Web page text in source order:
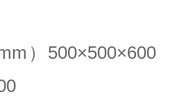
）500×500×6